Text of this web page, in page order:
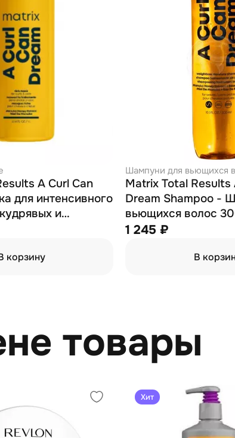
A Curl Can
для интенсивного
и
корзину
Шампуни для вьющихся
Matrix Total Results
Dream Shampoo -
вьющихся волос
1 245 ₽
В
товары
Хит